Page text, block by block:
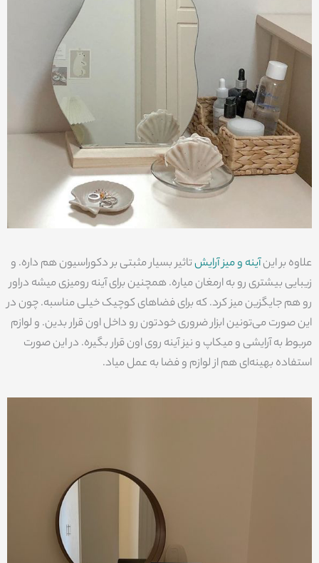
علاوه بر اینآینه و میز آرایشتاثیر بسیار مثبتی بر دکوراسیون هم داره. و
زیبایی بیشتری رو به ارمغان میاره. همچنین برای آینه رومیزی میشه دراور
رو هم جایگزین میز کرد. که برای فضاهای کوچیک خیلی مناسبه. چون در
این صورت می‌تونین ابزار ضروری خودتون رو داخل اون قرار بدین. و لوازم
مربوط به آرایشی و میکاپ و نیز آینه روی اون قرار بگیره. در این صورت
استفاده بهینه‌ای هم از لوازم و فضا به عمل میاد.